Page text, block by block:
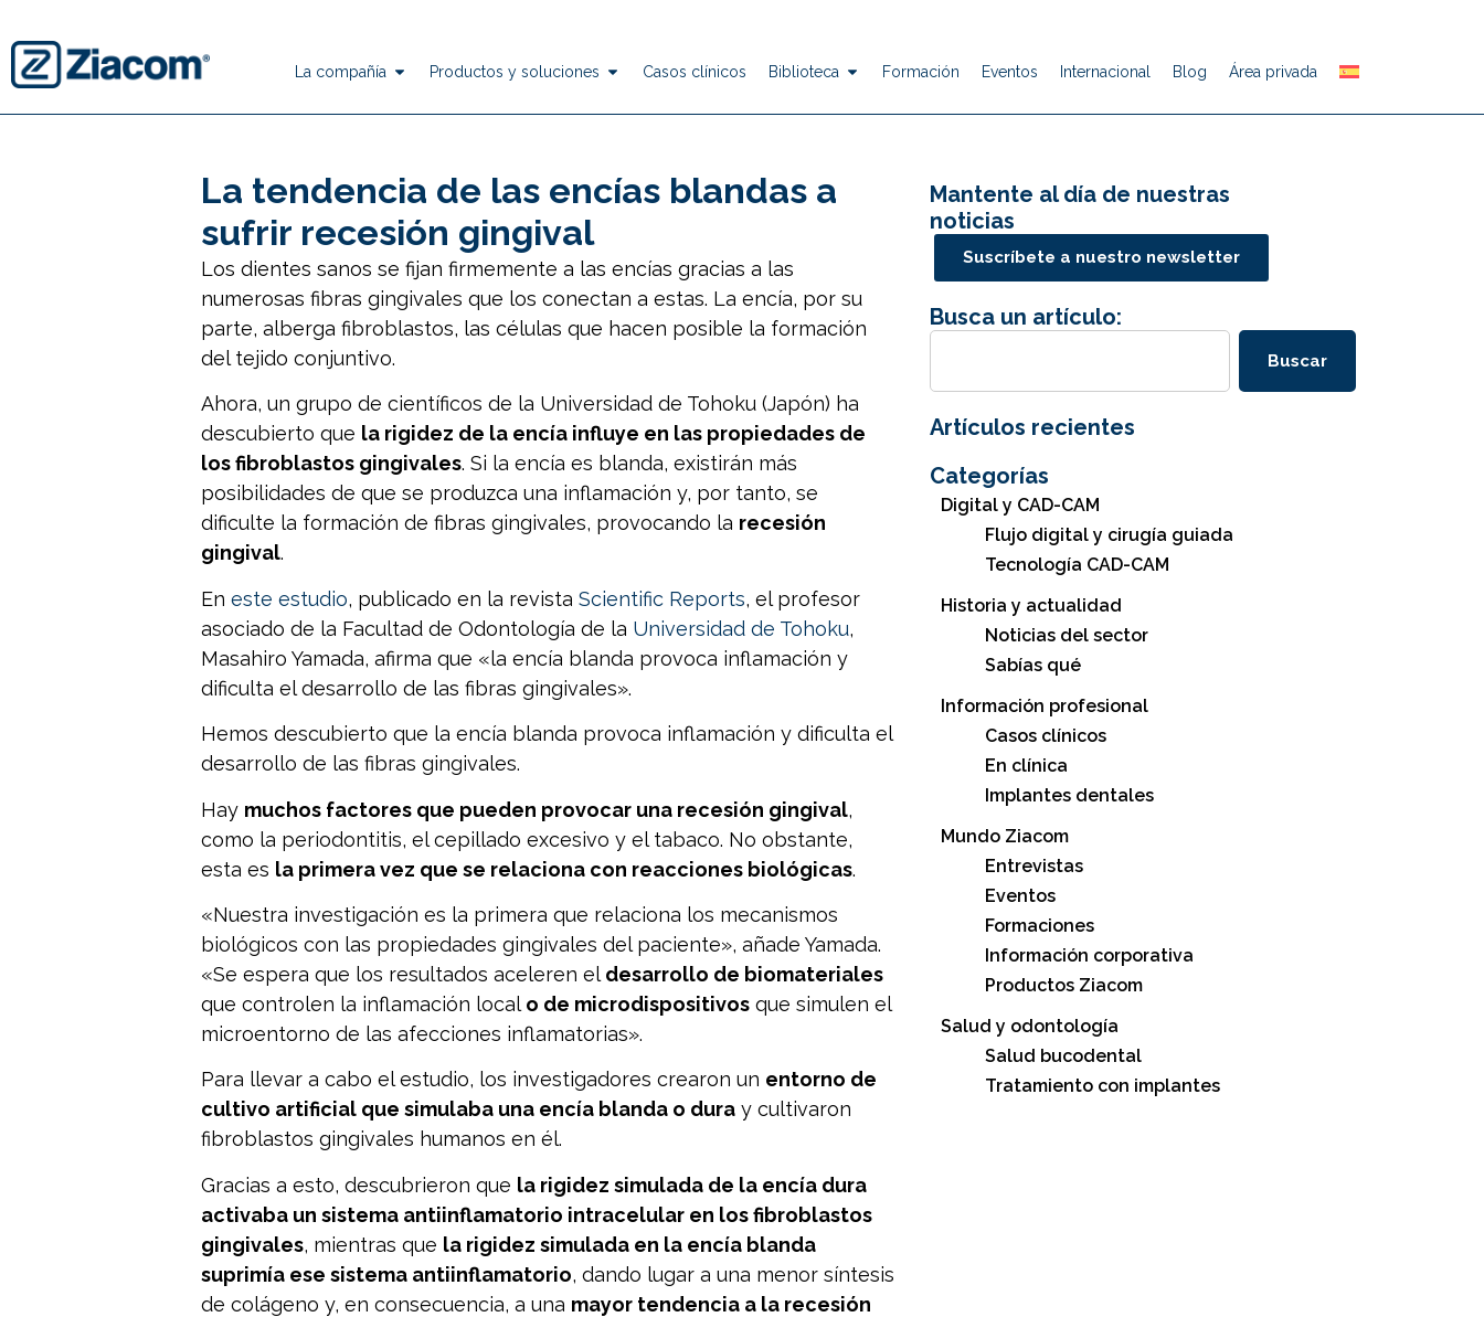
La compañía Productos y soluciones Casos clínicos Biblioteca Formación Eventos Internacional Blog Área privada
La tendencia de las encías blandas a
sufrir recesión gingival
Los dientes sanos se fijan firmemente a las encías gracias a las
numerosas fibras gingivales que los conectan a estas. La encía, por su
parte, alberga fibroblastos, las células que hacen posible la formación
del tejido conjuntivo.
Ahora, un grupo de científicos de la Universidad de Tohoku (Japón) ha
descubierto que la rigidez de la encía influye en las propiedades de
los fibroblastos gingivales. Si la encía es blanda, existirán más
posibilidades de que se produzca una inflamación y, por tanto, se
dificulte la formación de fibras gingivales, provocando la recesión
gingival.
En este estudio, publicado en la revista Scientific Reports, el profesor
asociado de la Facultad de Odontología de la Universidad de Tohoku,
Masahiro Yamada, afirma que «la encía blanda provoca inflamación y
dificulta el desarrollo de las fibras gingivales».
Hemos descubierto que la encía blanda provoca inflamación y dificulta el
desarrollo de las fibras gingivales.
Hay muchos factores que pueden provocar una recesión gingival,
como la periodontitis, el cepillado excesivo y el tabaco. No obstante,
esta es la primera vez que se relaciona con reacciones biológicas.
«Nuestra investigación es la primera que relaciona los mecanismos
biológicos con las propiedades gingivales del paciente», añade Yamada.
«Se espera que los resultados aceleren el desarrollo de biomateriales
que controlen la inflamación local o de microdispositivos que simulen el
microentorno de las afecciones inflamatorias».
Para llevar a cabo el estudio, los investigadores crearon un entorno de
cultivo artificial que simulaba una encía blanda o dura y cultivaron
fibroblastos gingivales humanos en él.
Gracias a esto, descubrieron que la rigidez simulada de la encía dura
activaba un sistema antiinflamatorio intracelular en los fibroblastos
gingivales, mientras que la rigidez simulada en la encía blanda
suprimía ese sistema antiinflamatorio, dando lugar a una menor síntesis
de colágeno y, en consecuencia, a una mayor tendencia a la recesión
Mantente al día de nuestras
noticias
Suscríbete a nuestro newsletter
Busca un artículo:
Buscar
Artículos recientes
Categorías
Digital y CAD-CAM
Flujo digital y cirugía guiada
Tecnología CAD-CAM
Historia y actualidad
Noticias del sector
Sabías qué
Información profesional
Casos clínicos
En clínica
Implantes dentales
Mundo Ziacom
Entrevistas
Eventos
Formaciones
Información corporativa
Productos Ziacom
Salud y odontología
Salud bucodental
Tratamiento con implantes